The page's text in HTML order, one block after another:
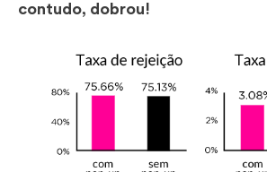
contudo, dobrou!